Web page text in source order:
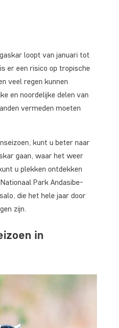
loopt van januari tot
er een risico op tropische
veel regen kunnen
en noordelijke delen van
vermeden moeten
kunt u beter naar
gaan, waar het weer
u plekken ontdekken
Park Andasibe-
die het hele jaar door
zijn.
in